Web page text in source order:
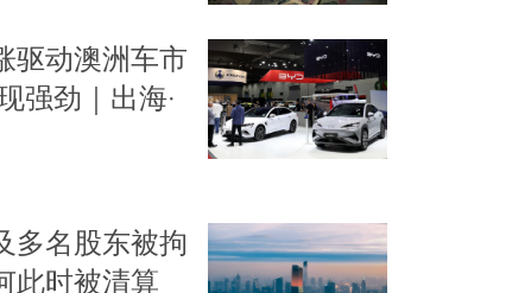
驱动澳洲车市
强劲｜出海·
多名股东被拘
此时被清算